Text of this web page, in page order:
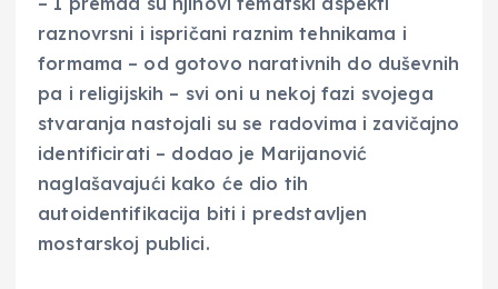
raznovrsni i ispričani raznim tehnikama i
formama – od gotovo narativnih do duševnih
pa i religijskih – svi oni u nekoj fazi svojega
stvaranja nastojali su se radovima i zavičajno
identificirati – dodao je Marijanović
naglašavajući kako će dio tih
autoidentifikacija biti i predstavljen
mostarskoj publici.